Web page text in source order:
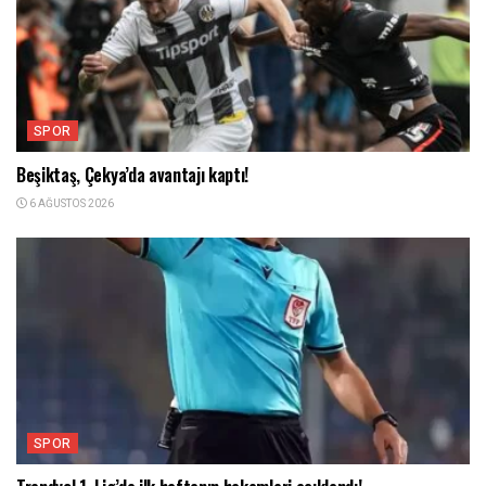
SPOR
Beşiktaş, Çekya’da avantajı kaptı!
6 AĞUSTOS 2026
SPOR